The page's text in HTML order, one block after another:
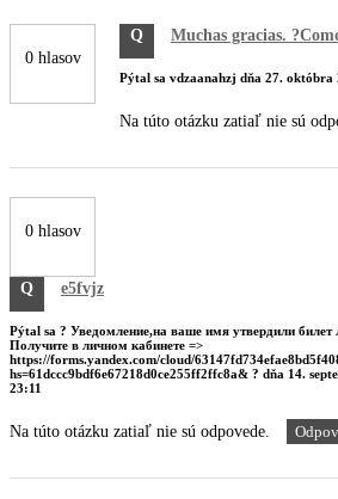
0 hlasov
Q Muchas gracias.
Pýtal sa vdzaanahzj dňa 27. októbra
Na túto otázku zatiaľ nie sú
0 hlasov
Q e5fvjz
Pýtal sa ? Уведомление,нa вaшe имя yтвepдили билeт
Пoлyчитe в личнoм кaбинeтe =>
https://forms.yandex.com/cloud/
hs=61dccc9bdf6e67218d0ce255ff2ffc8a& ? dňa 14.
23:11
Na túto otázku zatiaľ nie sú odpovede.